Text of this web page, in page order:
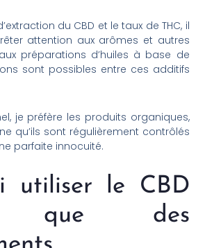
du CBD et le taux de THC, il
attention aux arômes et autres
préparations d’huiles à base de
sont possibles entre ces additifs
je préfère les produits organiques,
qu’ils sont régulièrement contrôlés
parfaite innocuité.
utiliser le CBD
que des